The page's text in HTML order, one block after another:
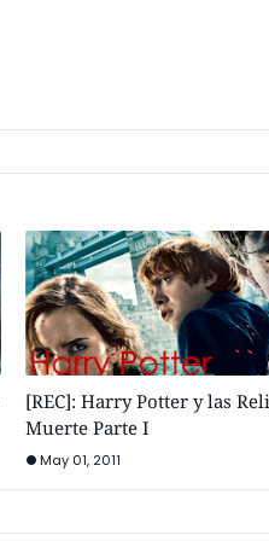
[REC]: Harry Potter y las
Muerte Parte I
May 01, 2011